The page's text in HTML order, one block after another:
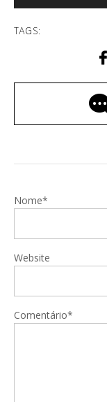
TAGS:
Nome*
Website
Comentário*